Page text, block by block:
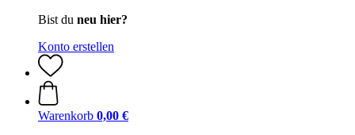
Bist du neu hier?
Konto erstellen
Warenkorb 0,00 €